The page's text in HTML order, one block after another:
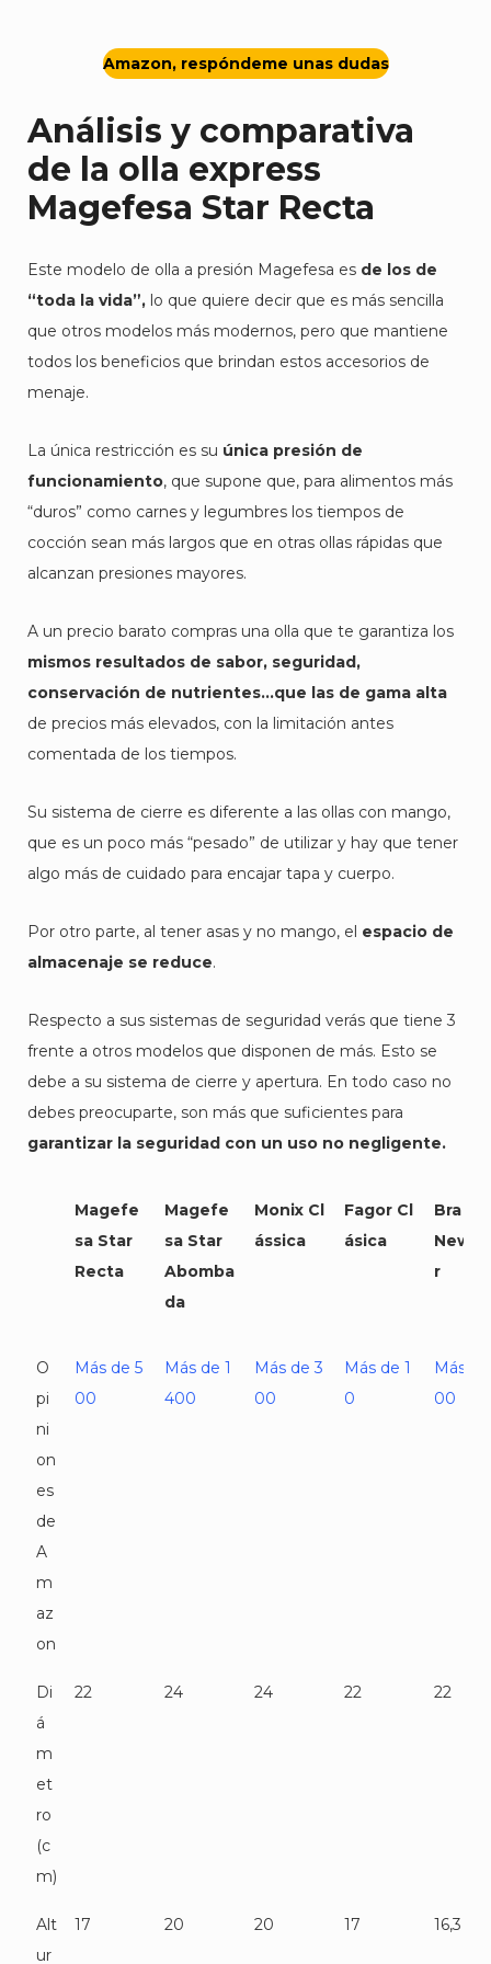
Amazon, respóndeme unas dudas
Análisis y comparativa
de la olla express
Magefesa Star Recta
Este modelo de olla a presión Magefesa es de los de
“toda la vida”, lo que quiere decir que es más sencilla
que otros modelos más modernos, pero que mantiene
todos los beneficios que brindan estos accesorios de
menaje.
La única restricción es su única presión de
funcionamiento, que supone que, para alimentos más
“duros” como carnes y legumbres los tiempos de
cocción sean más largos que en otras ollas rápidas que
alcanzan presiones mayores.
A un precio barato compras una olla que te garantiza los
mismos resultados de sabor, seguridad,
conservación de nutrientes…que las de gama alta
de precios más elevados, con la limitación antes
comentada de los tiempos.
Su sistema de cierre es diferente a las ollas con mango,
que es un poco más “pesado” de utilizar y hay que tener
algo más de cuidado para encajar tapa y cuerpo.
Por otro parte, al tener asas y no mango, el espacio de
almacenaje se reduce.
Respecto a sus sistemas de seguridad verás que tiene 3
frente a otros modelos que disponen de más. Esto se
debe a su sistema de cierre y apertura. En todo caso no
debes preocuparte, son más que suficientes para
garantizar la seguridad con un uso no negligente.
Magefe
sa Star
Recta
Magefe
sa Star
Abomba
da
Monix Cl
ássica
Fagor Cl
ásica
Bra
New
r
O
pi
ni
on
es
de
A
m
az
on
Más de 5
00
Más de 1
400
Más de 3
00
Más de 1
0
Más
00
Di
á
m
et
ro
(c
m)
22 24 24 22 22
Alt
ur
17 20 20 17 16,3